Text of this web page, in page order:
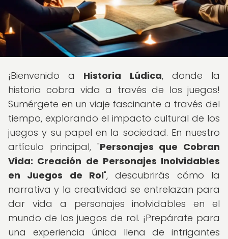
¡Bienvenido a Historia Lúdica, donde la
historia cobra vida a través de los juegos!
Sumérgete en un viaje fascinante a través del
tiempo, explorando el impacto cultural de los
juegos y su papel en la sociedad. En nuestro
artículo principal, "Personajes que Cobran
Vida: Creación de Personajes Inolvidables
en Juegos de Rol", descubrirás cómo la
narrativa y la creatividad se entrelazan para
dar vida a personajes inolvidables en el
mundo de los juegos de rol. ¡Prepárate para
una experiencia única llena de intrigantes